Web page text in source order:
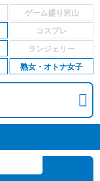
熟女・オトナ女子